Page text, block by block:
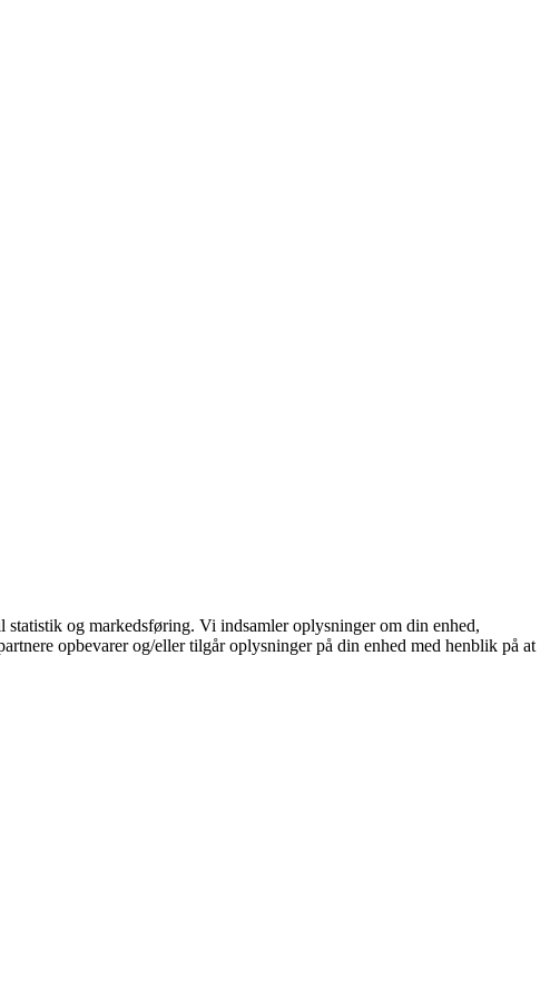
og markedsføring. Vi indsamler oplysninger om din enhed,
opbevarer og/eller tilgår oplysninger på din enhed med henblik på at